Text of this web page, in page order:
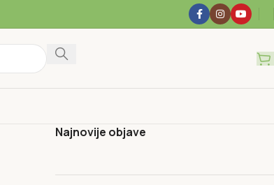
Najnovije objave